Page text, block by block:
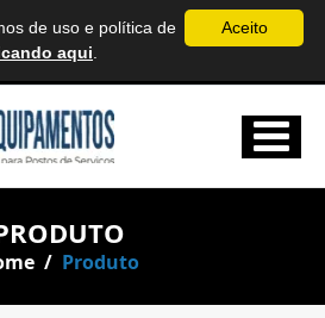
Belo Horizonte
/ Produto
Aceito
de uso e política de
aqui